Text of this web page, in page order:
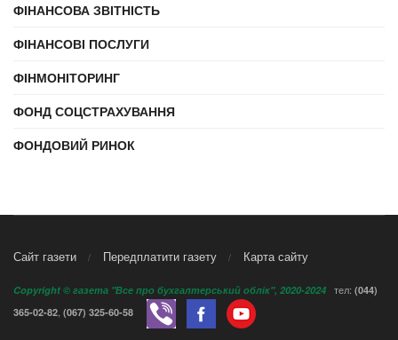
ФІНАНСОВА ЗВІТНІСТЬ
ФІНАНСОВІ ПОСЛУГИ
ФІНМОНІТОРИНГ
ФОНД СОЦСТРАХУВАННЯ
ФОНДОВИЙ РИНОК
Сайт газети Передплатити газету Карта сайту
Copyright © газета "Все про бухгалтерський облік", 2020-2024 тел: (044)
365-02-82 (067) 325-60-58